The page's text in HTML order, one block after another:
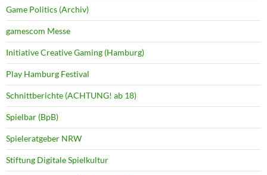
Game Politics (Archiv)
gamescom Messe
Initiative Creative Gaming (Hamburg)
Play Hamburg Festival
Schnittberichte (ACHTUNG! ab 18)
Spielbar (BpB)
Spieleratgeber NRW
Stiftung Digitale Spielkultur